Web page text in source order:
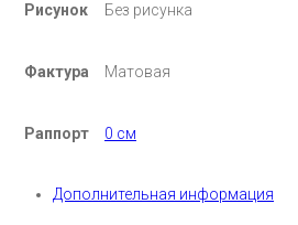
Рисунок Без рисунка
Фактура Матовая
Раппорт 0 см
Дополнительная информация